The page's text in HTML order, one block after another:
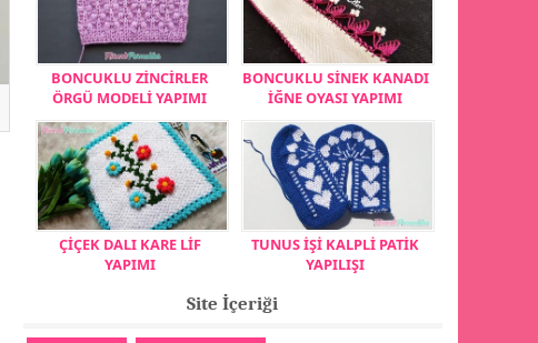
BONCUKLU ZİNCİRLER
ÖRGÜ MODELİ YAPIMI
BONCUKLU SİNEK KANADI
İĞNE OYASI YAPIMI
ÇİÇEK DALI KARE LİF
YAPIMI
TUNUS İŞİ KALPLİ PATİK
YAPILIŞI
Site İçeriği